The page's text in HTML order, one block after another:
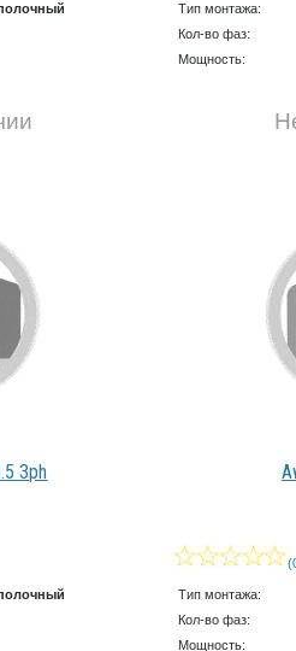
Тип монтажа:
Кол-во фаз:
Мощность:
3ph
Тип монтажа:
Кол-во фаз:
Мощность: